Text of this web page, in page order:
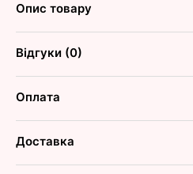
Опис товару
Відгуки (0)
Оплата
Доставка